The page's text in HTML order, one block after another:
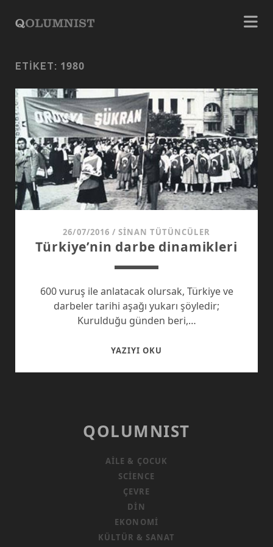
ETIKET: 1980
26/07/2016 / SINAN TÜTÜNCÜLER
Türkiye’nin darbe dinamikleri
600 vuruş ile anlatacak olursak, Türkiye ve
darbeler tarihi aşağı yukarı şöyledir;
Kurulduğu günden beri,…
YAZIYI OKU
QOLUMNIST
AILE & ÇOCUK
SCIENCE
ÇEVRE
DIN
EKONOMI
KÜLTÜR & SANAT